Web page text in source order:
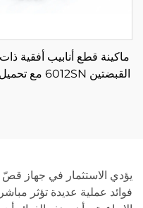
ماكينة قطع أنابيب أفقية ذات
القبضتين 6012SN مع تحميل
يؤدي الاستثمار في جهاز قصّ
فوائد عملية عديدة تؤثر